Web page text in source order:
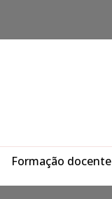
Formação docente